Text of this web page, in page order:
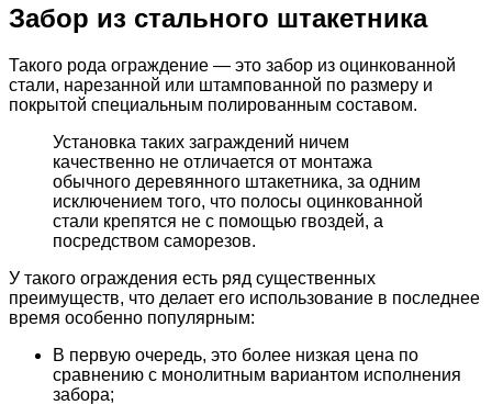
Забор из стального штакетника
Такого рода ограждение — это забор из оцинкованной
стали, нарезанной или штампованной по размеру и
покрытой специальным полированным составом.
Установка таких заграждений ничем
качественно не отличается от монтажа
обычного деревянного штакетника, за одним
исключением того, что полосы оцинкованной
стали крепятся не с помощью гвоздей, а
посредством саморезов.
У такого ограждения есть ряд существенных
преимуществ, что делает его использование в последнее
время особенно популярным:
В первую очередь, это более низкая цена по
сравнению с монолитным вариантом исполнения
забора;